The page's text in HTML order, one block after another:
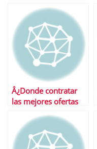
bancarios?
Â¿Donde contratar
las mejores ofertas